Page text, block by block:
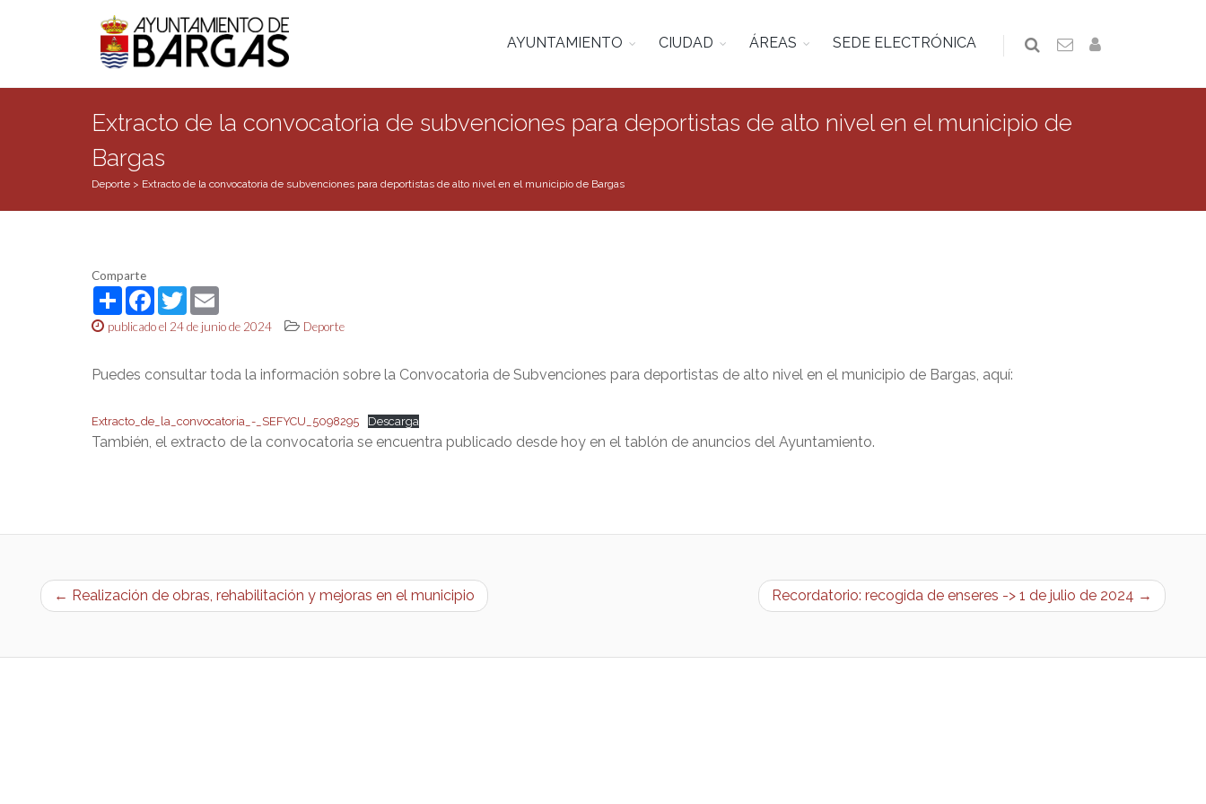
AYUNTAMIENTO CIUDAD ÁREAS SEDE ELECTRÓNICA
Extracto de la convocatoria de subvenciones para deportistas de alto nivel en el municipio de
Bargas
Deporte > Extracto de la convocatoria de subvenciones para deportistas de alto nivel en el municipio de Bargas
Comparte
ShareFacebook
Twitter
publicado el 24 de junio de 2024 Deporte
Puedes consultar toda la información sobre la Convocatoria de Subvenciones para deportistas de alto nivel en el municipio de Bargas, aquí:
Extracto_de_la_convocatoria_-_SEFYCU_5098295 Descarga
También, el extracto de la convocatoria se encuentra publicado desde hoy en el tablón de anuncios del Ayuntamiento.
← Realización de obras, rehabilitación y mejoras en el municipio Recordatorio: recogida de enseres -> 1 de julio de 2024 →